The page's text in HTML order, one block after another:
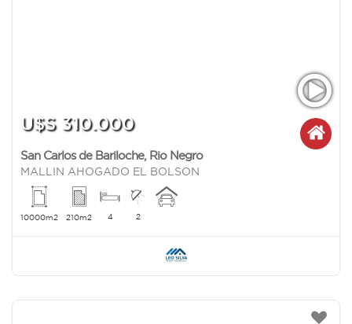
U$S 310.000
San Carlos de Bariloche, Rio Negro
MALLIN AHOGADO EL BOLSON
10000m2 210m2 4 2